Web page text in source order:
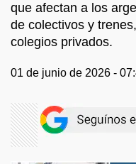
que afectan a los
de colectivos y
colegios privados.
01 de junio de 2026 -